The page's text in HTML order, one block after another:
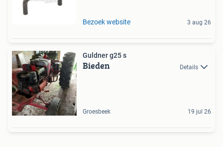
Bezoek website 3 aug 26
Guldner g25 s
Bieden Details
Groesbeek 19 jul 26